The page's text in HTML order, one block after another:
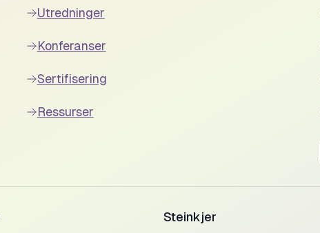
Utredninger
Konferanser
Sertifisering
Ressurser
Steinkjer